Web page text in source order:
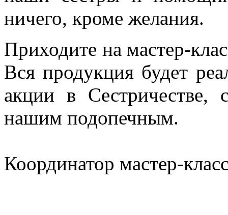
ничего, кроме желания.
Приходите на мастер-
Вся продукция будет
акции в
нашим подопечным.
Координатор мастер-